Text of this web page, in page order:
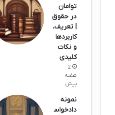
توامان
در حقوق
| تعریف،
کاربردها
و نکات
کلیدی
2
هفته
پیش
نمونه
دادخواس